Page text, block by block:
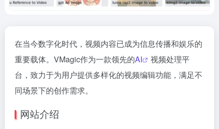
在当今数字化时代，视频内容已成为信息传播和娱乐的
重要载体。VMagic作为一款领先的AI
视频处理平
台，致力于为用户提供多样化的视频编辑功能，满足不
同场景下的创作需求。
网站介绍